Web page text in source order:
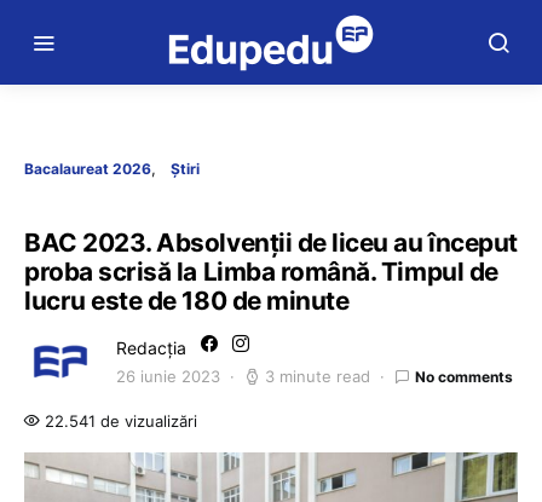
Bacalaureat 2026 Știri
BAC 2023. Absolvenții de liceu au început
proba scrisă la Limba română. Timpul de
lucru este de 180 de minute
Redacția
26 iunie 2023 3 minute read No comments
22.541 de vizualizări